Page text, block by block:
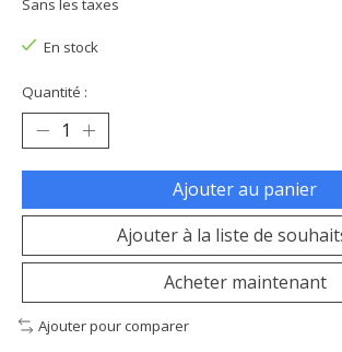
Sans les taxes
En stock
Quantité :
Ajouter au panier
Ajouter à la liste de
Acheter maintenant
Ajouter pour comparer